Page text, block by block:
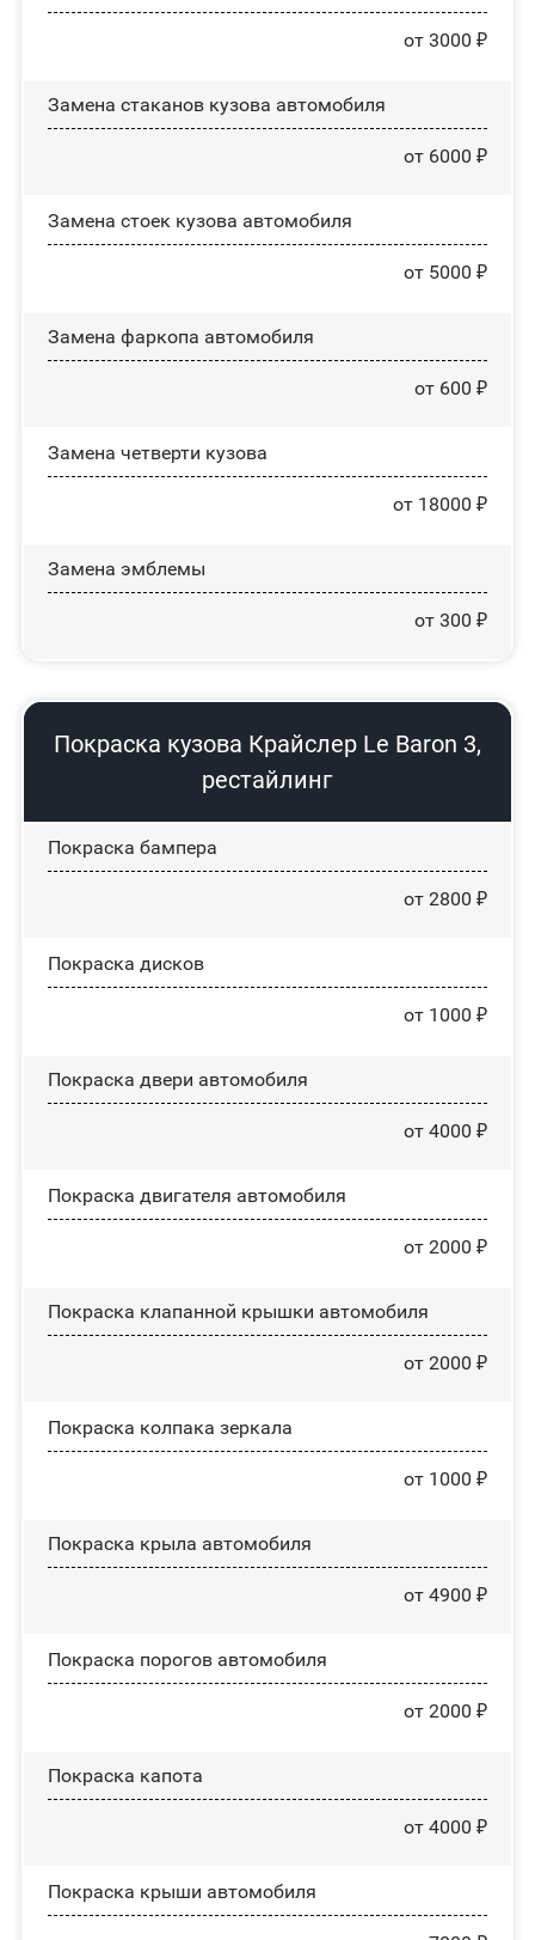
от 3000 ₽
Замена стаканов кузова автомобиля
от 6000 ₽
Замена стоек кузова автомобиля
от 5000 ₽
Замена фаркопа автомобиля
от 600 ₽
Замена четверти кузова
от 18000 ₽
Замена эмблемы
от 300 ₽
Покраска кузова Крайслер Le Baron 3,
рестайлинг
Покраска бампера
от 2800 ₽
Покраска дисков
от 1000 ₽
Покраска двери автомобиля
от 4000 ₽
Покраска двигателя автомобиля
от 2000 ₽
Покраска клапанной крышки автомобиля
от 2000 ₽
Покраска колпака зеркала
от 1000 ₽
Покраска крыла автомобиля
от 4900 ₽
Покраска порогов автомобиля
от 2000 ₽
Покраска капота
от 4000 ₽
Покраска крыши автомобиля